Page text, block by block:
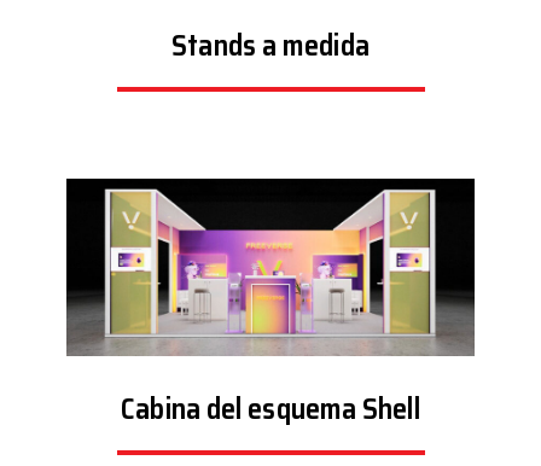
Stands a medida
Cabina del esquema Shell